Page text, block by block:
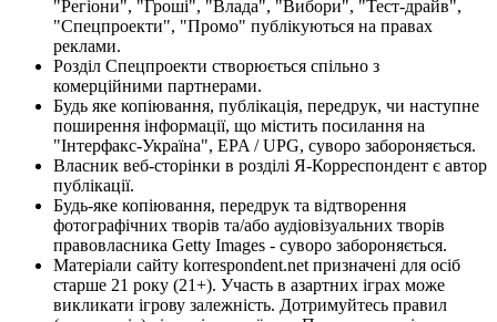
"Регіони", "Гроші", "Влада", "Вибори", "Тест-драйв",
"Спецпроекти", "Промо" публікуються на правах
реклами.
Розділ Спецпроекти створюється спільно з
комерційними партнерами.
Будь яке копіювання, публікація, передрук, чи наступне
поширення інформації, що містить посилання на
"Інтерфакс-Україна", EPA / UPG, суворо забороняється.
Власник веб-сторінки в розділі Я-Корреспондент є автор
публікації.
Будь-яке копіювання, передрук та відтворення
фотографічних творів та/або аудіовізуальних творів
правовласника Getty Images - суворо забороняється.
Матеріали сайту korrespondent.net призначені для осіб
старше 21 року (21+). Участь в азартних іграх може
викликати ігрову залежність. Дотримуйтесь правил